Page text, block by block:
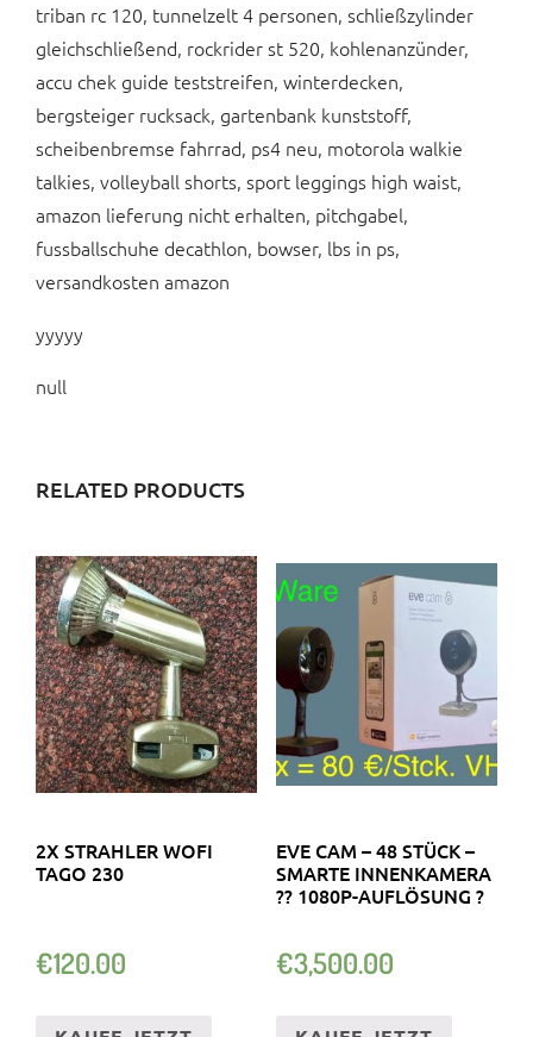
triban rc 120, tunnelzelt 4 personen, schließzylinder
gleichschließend, rockrider st 520, kohlenanzünder,
accu chek guide teststreifen, winterdecken,
bergsteiger rucksack, gartenbank kunststoff,
scheibenbremse fahrrad, ps4 neu, motorola walkie
talkies, volleyball shorts, sport leggings high waist,
amazon lieferung nicht erhalten, pitchgabel,
fussballschuhe decathlon, bowser, lbs in ps,
versandkosten amazon
yyyyy
null
RELATED PRODUCTS
2X STRAHLER WOFI
TAGO 230
€120.00
EVE CAM – 48 STÜCK –
SMARTE INNENKAMERA
?? 1080P-AUFLÖSUNG ?
€3,500.00